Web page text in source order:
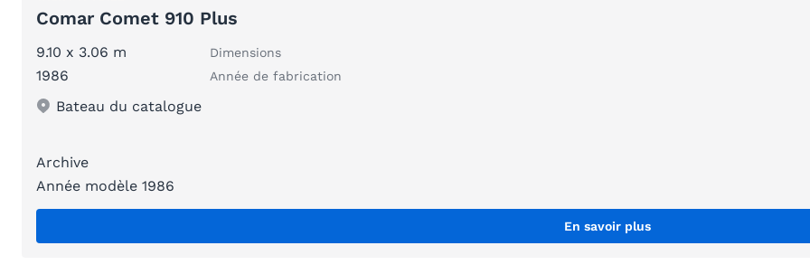
Comar Comet 910 Plus
9.10 x 3.06 m Dimensions
1986 Année de fabrication
Bateau du catalogue
Archive
Année modèle 1986
En savoir plus